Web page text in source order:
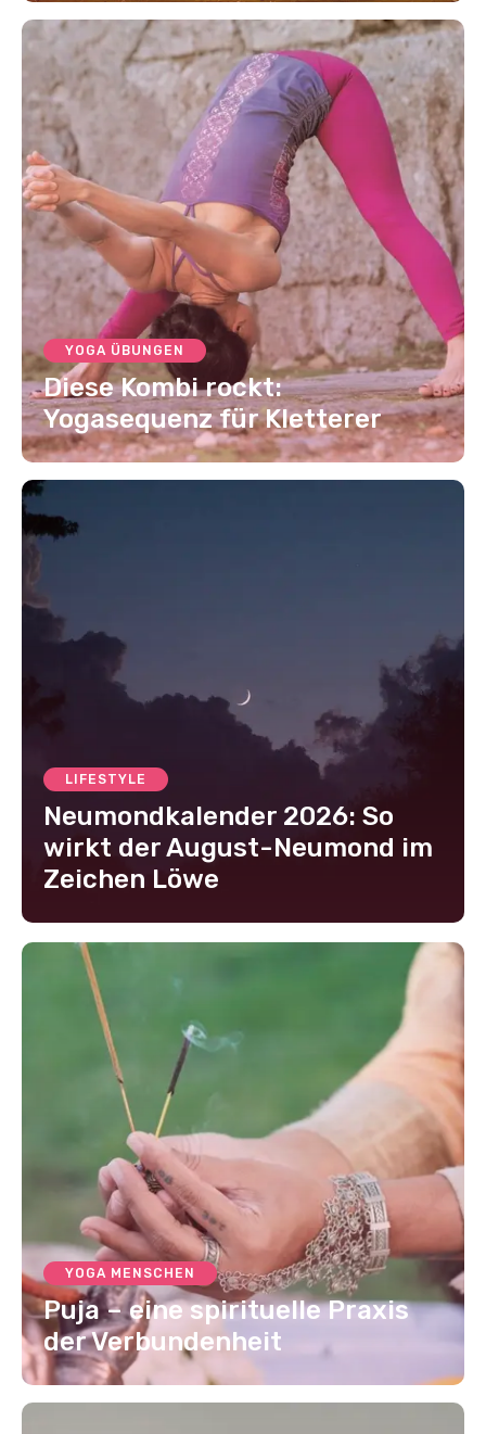
YOGA ÜBUNGEN
Diese Kombi rockt:
Yogasequenz für Kletterer
LIFESTYLE
Neumondkalender 2026: So
wirkt der August-Neumond im
Zeichen Löwe
YOGA MENSCHEN
Puja – eine spirituelle Praxis
der Verbundenheit